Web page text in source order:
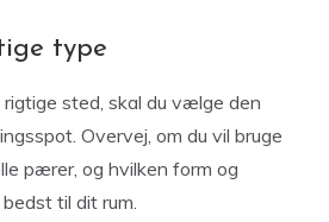
type
sted, skal du vælge den
Overvej, om du vil bruge
pærer, og hvilken form og
til dit rum.